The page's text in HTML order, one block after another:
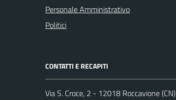
Personale Amministrativo
Politici
CONTATTI E RECAPITI
Via S. Croce, 2 - 12018 Roccavione (CN)